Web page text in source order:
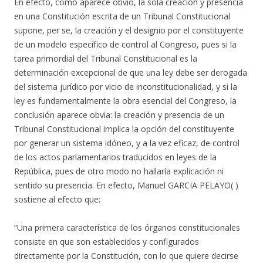
en una Constitución escrita de un Tribunal Constitucional
supone, per se, la creación y el designio por el constituyente
de un modelo específico de control al Congreso, pues si la
tarea primordial del Tribunal Constitucional es la
determinación excepcional de que una ley debe ser derogada
del sistema jurídico por vicio de inconstitucionalidad, y si la
ley es fundamentalmente la obra esencial del Congreso, la
conclusión aparece obvia: la creación y presencia de un
Tribunal Constitucional implica la opción del constituyente
por generar un sistema idóneo, y a la vez eficaz, de control
de los actos parlamentarios traducidos en leyes de la
República, pues de otro modo no hallaría explicación ni
sentido su presencia. En efecto, Manuel GARCIA PELAYO( )
sostiene al efecto que:
“Una primera característica de los órganos constitucionales
consiste en que son establecidos y configurados
directamente por la Constitución, con lo que quiere decirse